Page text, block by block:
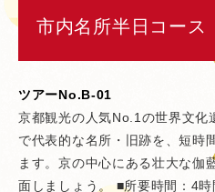
市内名所半日コース
ツアーNo.B-01
京都観光の人気No.1の世界文化
で代表的な名所・旧跡を、短時
ます。京の中心にある壮大な伽
面しましょう。 ■所要時間：4